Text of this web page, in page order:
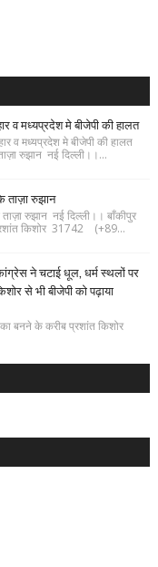
व मध्यप्रदेश मे बीजेपी की हालत
व मध्यप्रदेश मे बीजेपी की हालत
रुझान नई दिल्ली।।...
ताज़ा रुझान
रुझान नई दिल्ली।। बाँकीपुर
किशोर 31742 (+89...
ने चटाई धूल, धर्म स्थलों पर
से भी बीजेपी को पढ़ाया
बनने के करीब प्रशांत किशोर